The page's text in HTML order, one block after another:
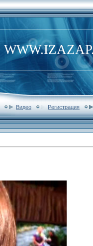
Видео Регистрация